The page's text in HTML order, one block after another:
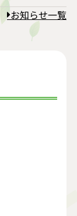
お知らせ一覧